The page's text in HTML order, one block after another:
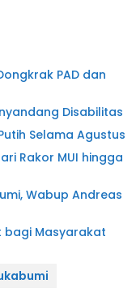
PAD dan
Disabilitas
Selama Agustus
Rakor MUI hingga
Wabup Andreas
bagi Masyarakat